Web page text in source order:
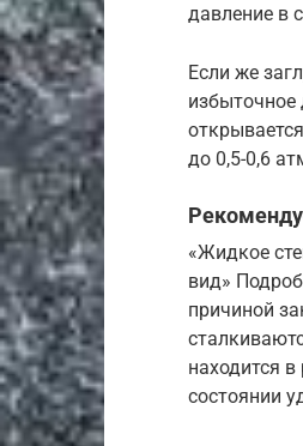
давление в
Если же
избыточное
до 0,5-0,6
«Жидкое
вид»
причиной
находится
состоянии